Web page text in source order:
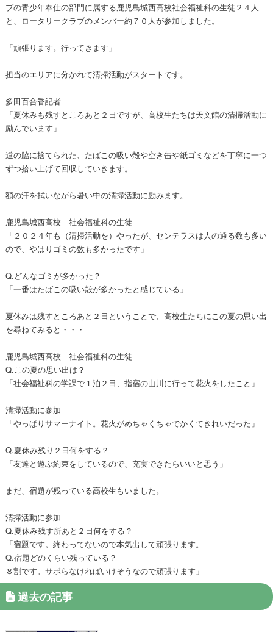
ブの青少年奉仕の部門に属する鹿児島城西高校社会福祉科の生徒２４人
と、ロータリークラブのメンバー約７０人が参加しました。
「頑張ります。行ってきます」
担当のエリアに分かれて清掃活動がスタートです。
多田百合香記者
「夏休みも残すところあと２日ですが、高校生たちは天文館の清掃活動に
励んでいます」
道の脇に捨てられた、たばこの吸い殻や空き缶や紙ゴミなどを丁寧に一つ
ずつ拾い上げて回収していきます。
額の汗を拭いながら暑い中の清掃活動に励みます。
鹿児島城西高校 社会福祉科の生徒
「２０２４年も（清掃活動を）やったが、センテラスは人の通る数も多い
ので、やはりゴミの数も多かったです」
Q.どんなゴミが多かった？
「一番はたばこの吸い殻が多かったと感じている」
夏休みは残すところあと２日ということで、高校生たちにこの夏の思い出
を尋ねてみると・・・
鹿児島城西高校 社会福祉科の生徒
Q.この夏の思い出は？
「社会福祉科の学課で１泊２日、指宿の山川に行って花火をしたこと」
清掃活動に参加
「やっぱりサマーナイト。花火がめちゃくちゃでかくてきれいだった」
Q.夏休み残り２日何をする？
「友達と遊ぶ約束をしているので、充実できたらいいと思う」
まだ、宿題が残っている高校生もいました。
清掃活動に参加
Q.夏休み残す所あと２日何をする？
「宿題です。終わってないので本気出して頑張ります。
Q.宿題どのくらい残っている？
８割です。サボらなければいけそうなので頑張ります」
過去の記事